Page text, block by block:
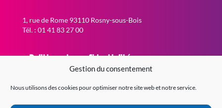
Gestion du consentement
Nous utilisons des cookies pour optimiser notre site web et notre service.
1, rue de Rome 93110 Rosny-sous-Bois
Tél. : 01 41 83 27 00
Politique de confidentialité
Politique de cookies (EU)
Contact